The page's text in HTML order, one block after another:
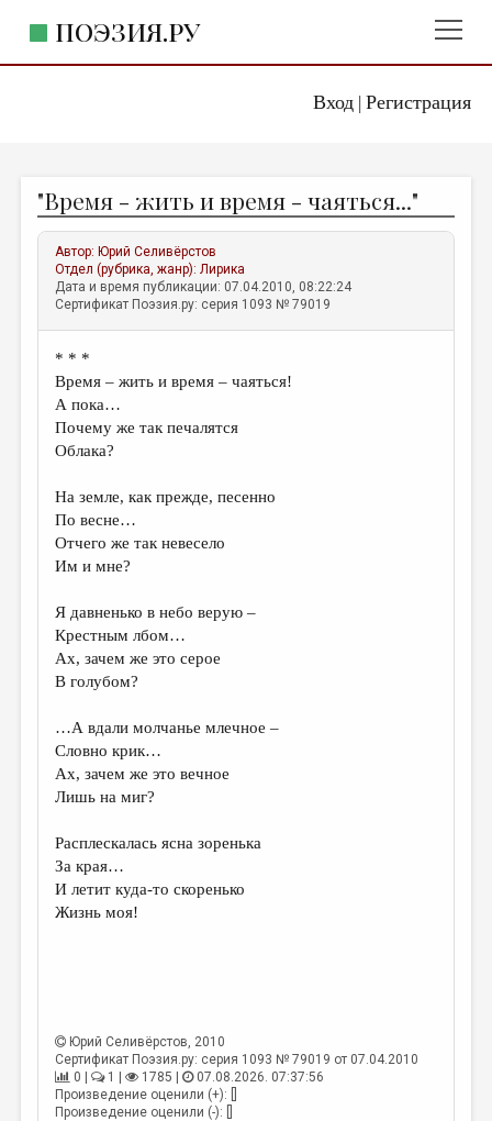
Вход| Регистрация
ПОЭЗИЯ.РУ
ЖАНРЫ
АВТОРЫ
КОММЕНТАРИИ
ЛИТСАЛОН
НОВОСТИ
ПРАВИЛА САЙТА
ОТДЕЛЫ И РУБРИКИ
ИЗБРАННОЕ
ДАЙДЖЕСТ
ПРОИЗВЕДЕНИЯ
ПЕРЕВОДЫ
КОНКУРСЫ
ДЕТСКАЯ КОМНАТА
КНИЖНАЯ ПОЛКА
ОБЗОР ЛИТЕРАТУРЫ
СТРАНИЦЫ ПАМЯТИ
ОБЪЯВЛЕНИЯ
КОЛОНКА РЕДАКТОРА
РЕДКОЛЛЕГИЯ
ЭССЕИСТИКА
ЛИТЕРАТУРОВЕДЕНИЕ
КУЛЬТУРОВЕДЕНИЕ
"Время - жить и время - чаяться..."
Автор: Юрий Селивёрстов
Отдел (рубрика, жанр):Лирика
Дата и время публикации: 07.04.2010, 08:22:24
Сертификат Поэзия.ру: серия 1093 № 79019
* * *
Время – жить и время – чаяться!
А пока…
Почему же так печалятся
Облака?
На земле, как прежде, песенно
По весне…
Отчего же так невесело
Им и мне?
Я давненько в небо верую –
Крестным лбом…
Ах, зачем же это серое
В голубом?
…А вдали молчанье млечное –
Словно крик…
Ах, зачем же это вечное
Лишь на миг?
Расплескалась ясна зоренька
За края…
И летит куда-то скоренько
Жизнь моя!
Юрий Селивёрстов, 2010
Сертификат Поэзия.ру: серия 1093 № 79019 от 07.04.2010
0 |
1 | 1785 |
07.08.2026. 07:37:56
Произведение оценили (+): []
Произведение оценили (-): []